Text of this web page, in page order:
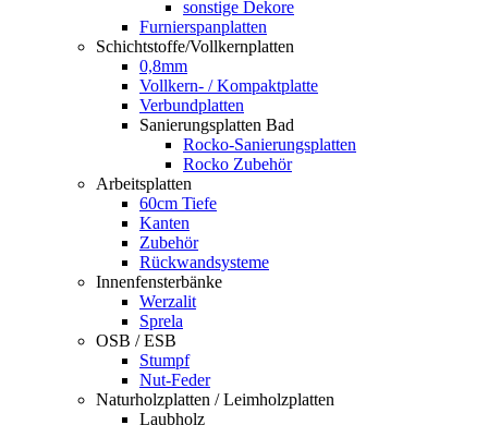
sonstige Dekore
Furnierspanplatten
Schichtstoffe/Vollkernplatten
0,8mm
Vollkern- / Kompaktplatte
Verbundplatten
Sanierungsplatten Bad
Rocko-Sanierungsplatten
Rocko Zubehör
Arbeitsplatten
60cm Tiefe
Kanten
Zubehör
Rückwandsysteme
Innenfensterbänke
Werzalit
Sprela
OSB / ESB
Stumpf
Nut-Feder
Naturholzplatten / Leimholzplatten
Laubholz